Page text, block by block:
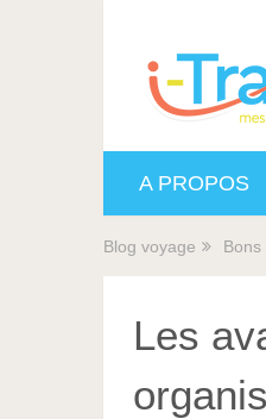
A PROPOS
Blog voyage
Les